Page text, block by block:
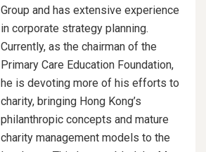
Group and has extensive experience
in corporate strategy planning.
Currently, as the chairman of the
Primary Care Education Foundation,
he is devoting more of his efforts to
charity, bringing Hong Kong’s
philanthropic concepts and mature
charity management models to the